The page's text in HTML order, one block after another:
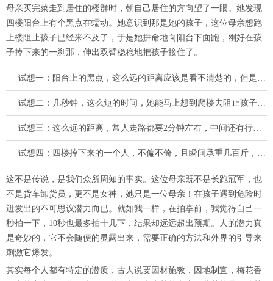
母亲买完菜走到居住的楼群时，朝自己居住的方向望了一眼。她发现
四楼阳台上有个黑点在蠕动。她意识到那是她的孩子，这位母亲想跑
上楼阻止孩子已经来不及了，于是她拼命地向阳台下面跑，刚好在孩
子掉下来的一刹那，伸出双臂稳稳地把孩子接住了。
试想一：阳台上的黑点，这么远的距离应该是看不清楚的，但是她看出来是她的孩子，不是小偷。
试想二：几秒钟，这么短的时间，她能马上想到爬楼去阻止孩子还是冒险去接孩子，并能马上做出判断。
试想三：这么远的距离，常人走路都要2分钟左右，中间还有行人穿梭，她跑过去，像箭一样飞出去，没有碰到其他人。
试想四：四楼掉下来的一个人，不偏不倚，且瞬间承重几百斤，能顺利的接住，且母子平安。
这不是传说，是我们众所周知的事实。这位母亲既不是长跑冠军，也
不是货车卸货员，更不是女神，她只是一位母亲！在孩子遇到危险时
迸发出的不可思议潜力而已。就如我一样，在拍掌前，我觉得自己一
秒拍一下，10秒也最多拍十几下，结果却远远超出预期。人的潜力真
是奇妙的，它不会随便的显露出来，需要正确的方法和外界的引导来
刺激它爆发。
其实每个人都有特定的潜质，古人说要因材施教，因地制宜，梅花香